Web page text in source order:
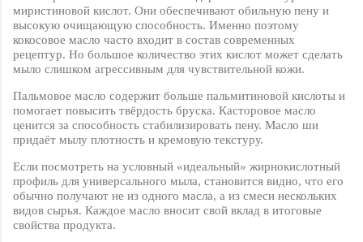
миристиновой кислот. Они обеспечивают обильную пену и
высокую очищающую способность. Именно поэтому
кокосовое масло часто входит в состав современных
рецептур. Но большое количество этих кислот может сделать
мыло слишком агрессивным для чувствительной кожи.
Пальмовое масло содержит больше пальмитиновой кислоты и
помогает повысить твёрдость бруска. Касторовое масло
ценится за способность стабилизировать пену. Масло ши
придаёт мылу плотность и кремовую текстуру.
Если посмотреть на условный «идеальный» жирнокислотный
профиль для универсального мыла, становится видно, что его
обычно получают не из одного масла, а из смеси нескольких
видов сырья. Каждое масло вносит свой вклад в итоговые
свойства продукта.